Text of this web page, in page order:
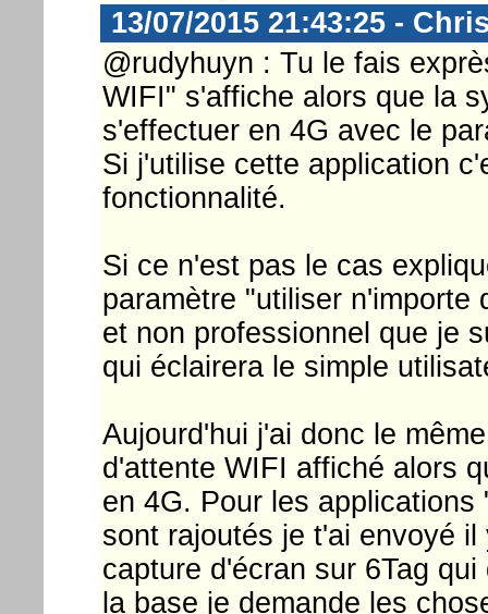
13/07/2015 21:43:25 -
@rudyhuyn : Tu le fais
WIFI" s'affiche alors que la
s'effectuer en 4G avec le
Si j'utilise cette application
fonctionnalité.
Si ce n'est pas le cas
paramètre "utiliser n'importe
et non professionnel que je
qui éclairera le simple
Aujourd'hui j'ai donc le
d'attente WIFI affiché alors
en 4G. Pour les
sont rajoutés je t'ai envoyé
capture d'écran sur 6Tag
la base je demande les